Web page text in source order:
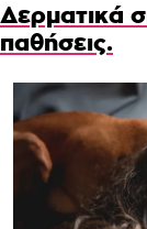
Δερματικά
παθήσεις.